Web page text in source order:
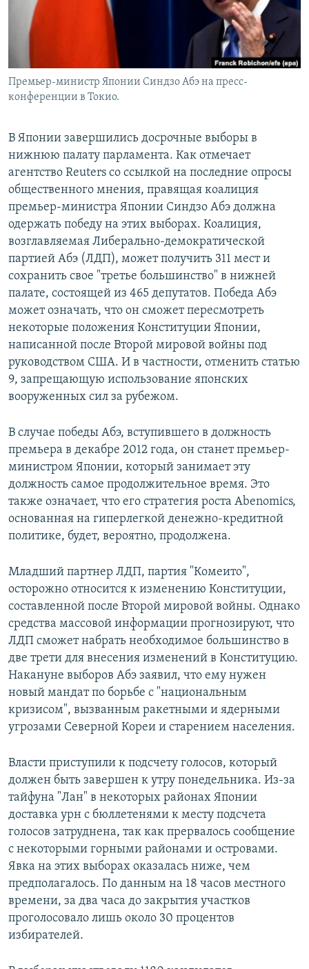
Премьер-министр Японии Синдзо Абэ на пресс-
конференции в Токио.
В Японии завершились досрочные выборы в
нижнюю палату парламента. Как отмечает
агентство Reuters со ссылкой на последние опросы
общественного мнения, правящая коалиция
премьер-министра Японии Синдзо Абэ должна
одержать победу на этих выборах. Коалиция,
возглавляемая Либерально-демократической
партией Абэ (ЛДП), может получить 311 мест и
сохранить свое "третье большинство" в нижней
палате, состоящей из 465 депутатов. Победа Абэ
может означать, что он сможет пересмотреть
некоторые положения Конституции Японии,
написанной после Второй мировой войны под
руководством США. И в частности, отменить статью
9, запрещающую использование японских
вооруженных сил за рубежом.
В случае победы Абэ, вступившего в должность
премьера в декабре 2012 года, он станет премьер-
министром Японии, который занимает эту
должность самое продолжительное время. Это
также означает, что его стратегия роста Abenomics,
основанная на гиперлегкой денежно-кредитной
политике, будет, вероятно, продолжена.
Младший партнер ЛДП, партия "Комеито",
осторожно относится к изменению Конституции,
составленной после Второй мировой войны. Однако
средства массовой информации прогнозируют, что
ЛДП сможет набрать необходимое большинство в
две трети для внесения изменений в Конституцию.
Накануне выборов Абэ заявил, что ему нужен
новый мандат по борьбе с "национальным
кризисом", вызванным ракетными и ядерными
угрозами Северной Кореи и старением населения.
Власти приступили к подсчету голосов, который
должен быть завершен к утру понедельника. Из-за
тайфуна "Лан" в некоторых районах Японии
доставка урн с бюллетенями к месту подсчета
голосов затруднена, так как прервалось сообщение
с некоторыми горными районами и островами.
Явка на этих выборах оказалась ниже, чем
предполагалось. По данным на 18 часов местного
времени, за два часа до закрытия участков
проголосовало лишь около 30 процентов
избирателей.